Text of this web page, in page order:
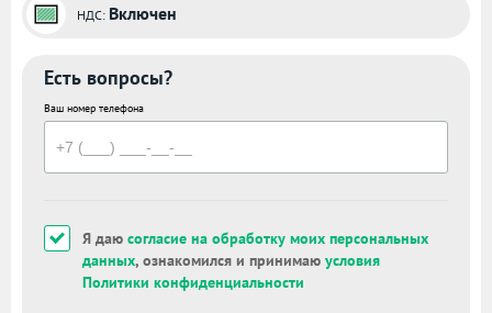
НДС: Включен
Есть вопросы?
Ваш номер телефона
Я даю согласие на обработку моих персональных
данных, ознакомился и принимаю условия
Политики конфиденциальности